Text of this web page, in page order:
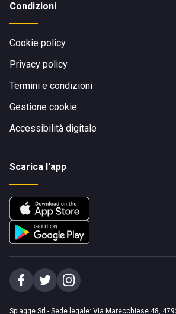
Condizioni
Cookie policy
Privacy policy
Termini e condizioni
Gestione cookie
Accessibilità digitale
Scarica l'app
Spiagge Srl - Sede legale: Via Marecchiese 48,